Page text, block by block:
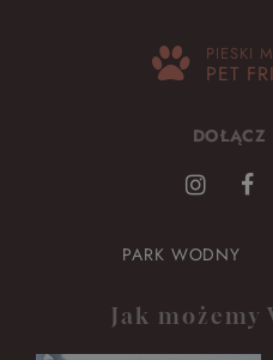
PIESKI
PET
PARK WODNY
Jak możemy